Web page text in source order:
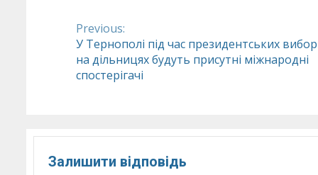
Continue
Reading
Previous:
У Тернополі під час президентських
на дільницях будуть присутні міжнародні
спостерігачі
Залишити відповідь